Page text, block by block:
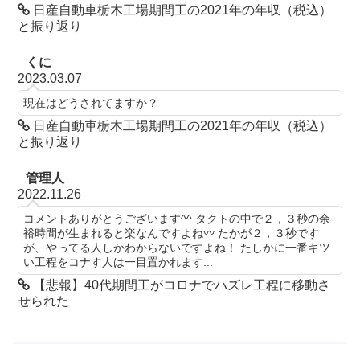
日産自動車栃木工場期間工の2021年の年収（税込）
と振り返り
くに
2023.03.07
現在はどうされてますか？
日産自動車栃木工場期間工の2021年の年収（税込）
と振り返り
管理人
2022.11.26
コメントありがとうございます^^ タクトの中で２，３秒の余
裕時間が生まれると楽なんですよね〰 たかが２，３秒です
が、やってる人しかわからないですよね！ たしかに一番キツ
い工程をコナす人は一目置かれます...
【悲報】40代期間工がコロナでハズレ工程に移動さ
せられた